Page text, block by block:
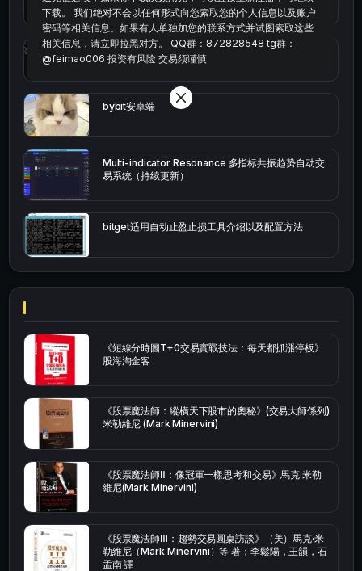
okx的短线量化的免费版本
bybit安卓端
Multi-indicator Resonance 多指标共振趋势自动交
易系统（持续更新）
bitget适用自动止盈止损工具介绍以及配置方法
《短線分時圖T+0交易實戰技法：每天都抓漲停板》
股海淘金客
《股票魔法師：縱橫天下股市的奧秘》(交易大師係列)
米勒維尼 (Mark Minervini)
《股票魔法師Ⅱ：像冠軍一樣思考和交易》馬克·米勒
維尼(Mark Minervini)
《股票魔法師Ⅲ：趨勢交易圓桌訪談》（美）馬克·米
勒維尼（Mark Minervini）等 著；李鬆陽，王韻，石
孟南 譯
下载。 我们绝对不会以任何形式向您索取您的个人信息以及账户
密码等相关信息。如果有人单独加您的联系方式并试图索取这些
相关信息，请立即拉黑对方。 QQ群：872828548 tg群：
@feimao006 投资有风险 交易须谨慎